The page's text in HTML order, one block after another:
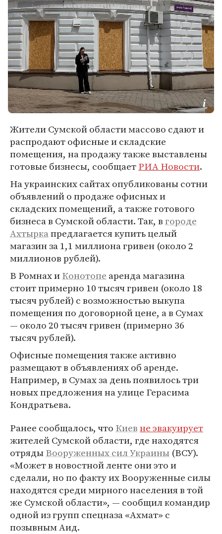
Жители Сумской области массово сдают и
распродают офисные и складские
помещения, на продажу также выставлены
готовые бизнесы, сообщаетРИА Новости.
На украинских сайтах опубликованы сотни
объявлений о продаже офисных и
складских помещений, а также готового
бизнеса в Сумской области. Так, вгороде
Ахтыркапредлагается купить целый
магазин за 1,1 миллиона гривен (около 2
миллионов рублей).
В Ромнах иКонотопе аренда магазина
стоит примерно 10 тысяч гривен (около 18
тысяч рублей) с возможностью выкупа
помещения по договорной цене, а в Сумах
— около 20 тысяч гривен (примерно 36
тысяч рублей).
Офисные помещения также активно
размещают в объявлениях об аренде.
Например, в Сумах за день появилось три
новых предложения на улице Герасима
Кондратьева.
Ранее сообщалось, что Киевне эвакуирует
жителей Сумской области, где находятся
отрядыВооруженных силУкраины (ВСУ).
«Может в новостной ленте они это и
сделали, но по факту их Вооруженные силы
находятся среди мирного населения в той
же Сумской области», — сообщил командир
одной из групп спецназа «Ахмат» с
позывным Аид.